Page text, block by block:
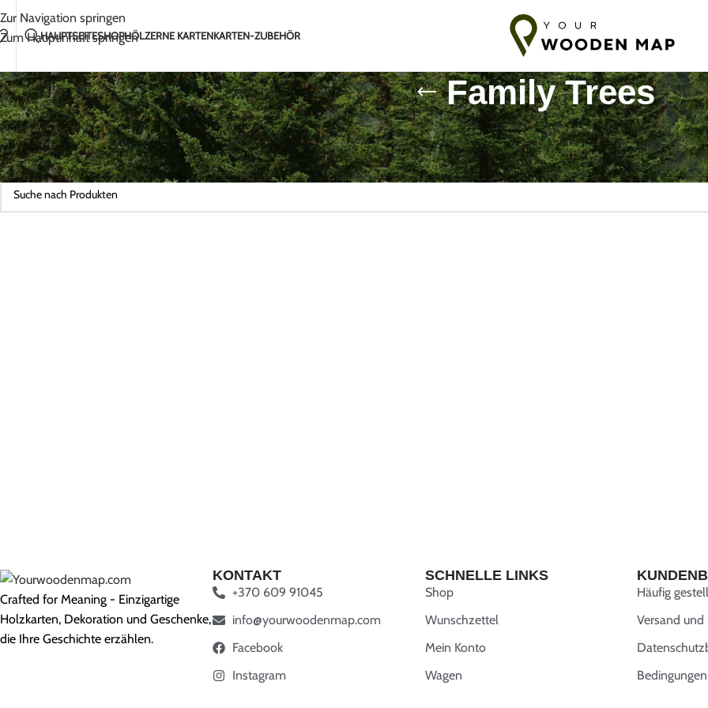
Zur Navigation springen
Zum Hauptinhalt springen
Handgefertigt mit Liebe in Litauen 7-14 Tage Versand in die EU
HAUPTSEITESHOPHÖLZERNE KARTENKARTEN-ZUBEHÖR
Family Trees
Startseite/Wohnkultur/Family Trees
Es wurden keine Produkte gefunden, die Ihrer Auswahl entsprechen.
Crafted for Meaning - Einzigartige
Holzkarten, Dekoration und Geschenke,
die Ihre Geschichte erzählen.
KONTAKT
+370 609 91045
info@yourwoodenmap.com
Facebook
Instagram
SCHNELLE LINKS
Shop
Wunschzettel
Mein Konto
Wagen
Häufig
Versand und